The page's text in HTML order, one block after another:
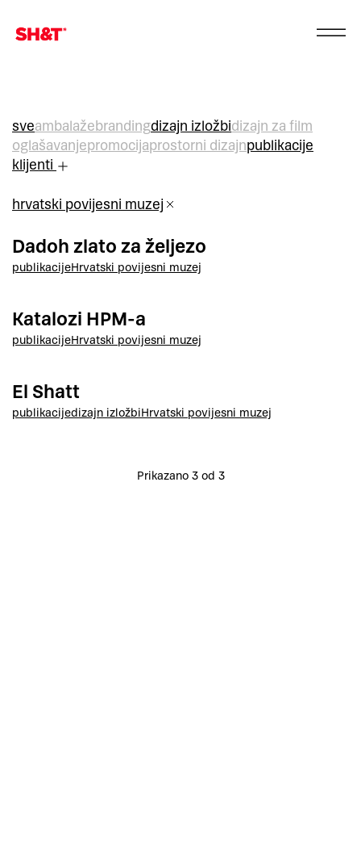
sveambalažebrandingdizajn izložbidizajn za film
oglašavanjepromocijaprostorni dizajnpublikacije
klijenti
hrvatski povijesni muzej
Dadoh zlato za željezo
publikacijeHrvatski povijesni muzej
Katalozi HPM-a
publikacijeHrvatski povijesni muzej
El Shatt
publikacijedizajn izložbiHrvatski povijesni muzej
Prikazano 3 od 3